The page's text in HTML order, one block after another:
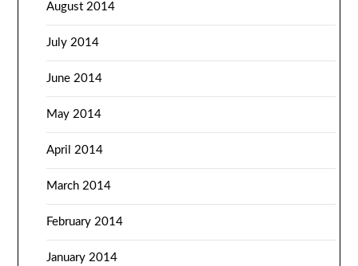
August 2014
July 2014
June 2014
May 2014
April 2014
March 2014
February 2014
January 2014